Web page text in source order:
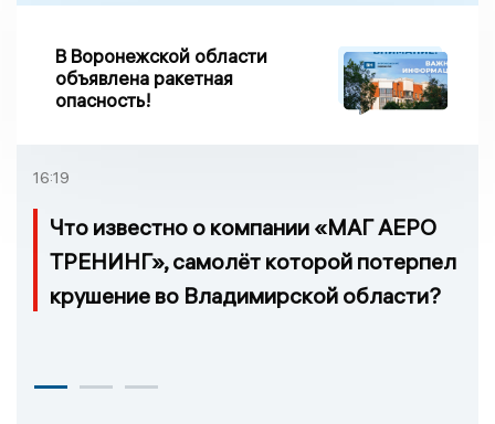
В Воронежской области
объявлена ракетная
опасность!
16:19
Что известно о компании «МАГ АЕРО
ТРЕНИНГ», самолёт которой потерпел
крушение во Владимирской области?